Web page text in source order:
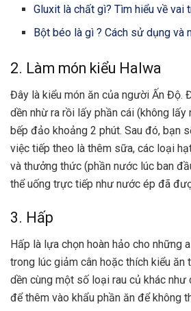
Gluxit là chất gì? Tìm hiểu về vai
Bột béo là gì ? Cách sử dụng và
2. Làm món kiểu Halwa
Đây là kiểu món ăn của người Ấn Độ.
dền nhừ ra rồi lấy phần cái (không lấy
bếp đảo khoảng 2 phút. Sau đó, bạn
việc tiếp theo là thêm sữa, các loại
và thưởng thức (phần nước lúc ban
thể uống trực tiếp như nước ép đã
3. Hấp
Hấp là lựa chọn hoàn hảo cho những
trong lúc giảm cân hoặc thích kiểu ăn
dền cùng một số loại rau củ khác như
để thêm vào khẩu phần ăn để không